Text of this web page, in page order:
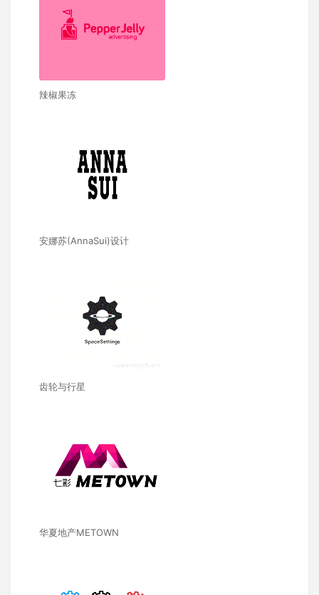
辣椒果冻
安娜苏(AnnaSui)设计
齿轮与行星
华夏地产METOWN